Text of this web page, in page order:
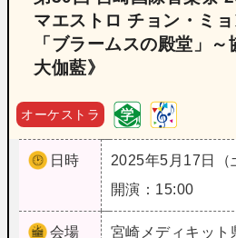
マエストロ チョン・ミョ
「ブラームスの殿堂」
大伽藍》
オーケストラ
日時
2025年5月17日（
開演：15:00
会場 宮崎メディキット